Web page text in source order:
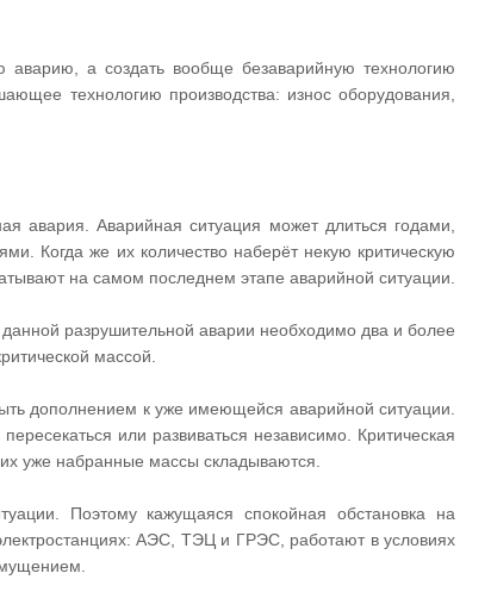
аварию, а создать вообще безаварийную технологию
технологию производства: износ оборудования,
авария. Аварийная ситуация может длиться годами,
Когда же их количество наберёт некую критическую
на самом последнем этапе аварийной ситуации.
разрушительной аварии необходимо два и более
массой.
дополнением к уже имеющейся аварийной ситуации.
или развиваться независимо. Критическая
уже набранные массы складываются.
Поэтому кажущаяся спокойная обстановка на
АЭС, ТЭЦ и ГРЭС, работают в условиях